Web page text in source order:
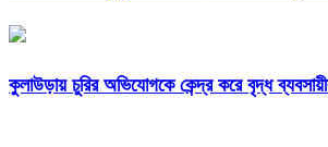
কুলাউড়ায় চুরির অভিযোগকে কেন্দ্র করে বৃদ্ধ